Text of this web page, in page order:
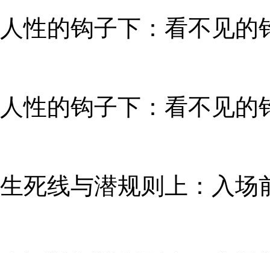
人性的钩子下：看不见
人性的钩子下：看不见
生死线与潜规则上：入场